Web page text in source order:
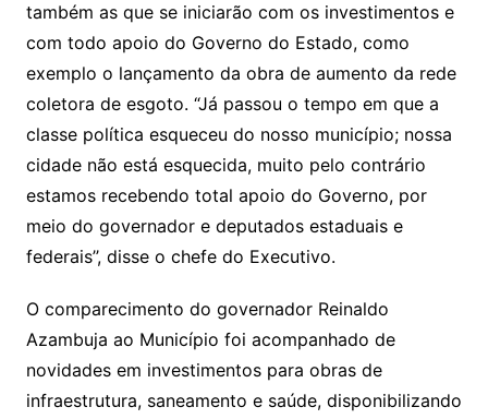
também as que se iniciarão com os investimentos e
com todo apoio do Governo do Estado, como
exemplo o lançamento da obra de aumento da rede
coletora de esgoto. “Já passou o tempo em que a
classe política esqueceu do nosso município; nossa
cidade não está esquecida, muito pelo contrário
estamos recebendo total apoio do Governo, por
meio do governador e deputados estaduais e
federais’’, disse o chefe do Executivo.
O comparecimento do governador Reinaldo
Azambuja ao Município foi acompanhado de
novidades em investimentos para obras de
infraestrutura, saneamento e saúde, disponibilizando